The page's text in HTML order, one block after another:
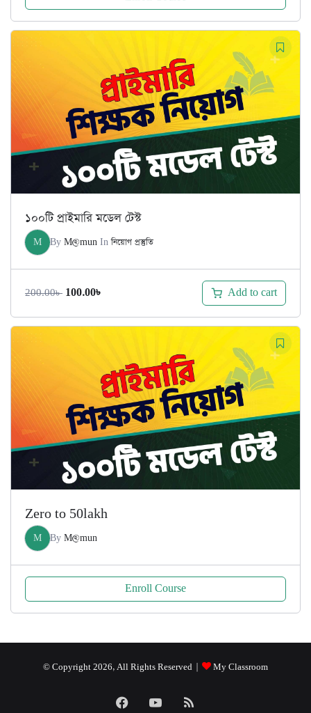
১০০টি প্রাইমারি মডেল টেস্ট
M By M@mun Inনিয়োগ প্রস্তুতি
200.00৳ Original
was:
100.00৳
is:
Add to cart
Zero to 50lakh
M By M@mun
Enroll Course
© Copyright 2026, All Rights Reserved | My Classroom
FacebookYouTubeRSS